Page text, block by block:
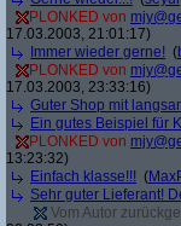
PLONKED von
17.03.2003, 21:01:17)
Immer wieder gerne! (
PLONKED von
17.03.2003, 23:33:16)
Guter Shop mit
Ein gutes Beispiel für
PLONKED von
13:23:32)
Einfach klasse!!! (
Sehr guter Lieferant!
Vom Autor